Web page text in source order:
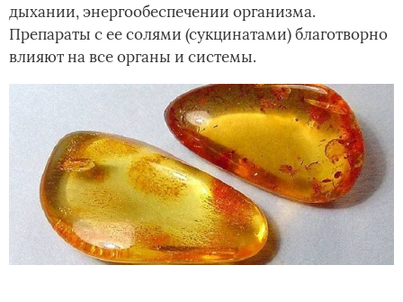
дыхании, энергообеспечении организма.
Препараты с ее солями (сукцинатами) благотворно
влияют на все органы и системы.